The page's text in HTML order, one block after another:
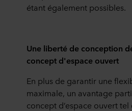
étant également possibles.
Une liberté de conception
concept d'espace ouvert
En plus de garantir une
maximale, un avantage
concept d’espace ouvert tel